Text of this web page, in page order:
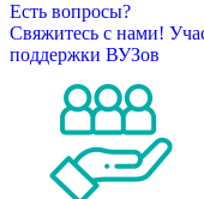
Есть вопросы?
Свяжитесь с нами!
поддержки ВУЗов